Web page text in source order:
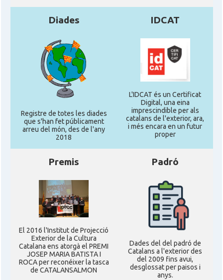
Diades
Registre de totes les diades
que s'han fet públicament
arreu del món, des de l'any
2018
IDCAT
L'IDCAT és un Certificat
Digital, una eina
imprescindible per als
catalans de l'exterior, ara,
i més encara en un futur
proper
Premis
El 2016 l'Institut de Projecció
Exterior de la Cultura
Catalana ens atorgà el PREMI
JOSEP MARIA BATISTA I
ROCA per reconéixer la tasca
de CATALANSALMON
Padró
Dades del del padró de
Catalans a l'exterior des
del 2009 fins avui,
desglossat per paisos i
anys.